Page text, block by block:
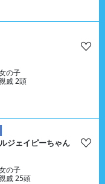
の子
戚 2頭
ジェイピーちゃん
の子
戚 25頭